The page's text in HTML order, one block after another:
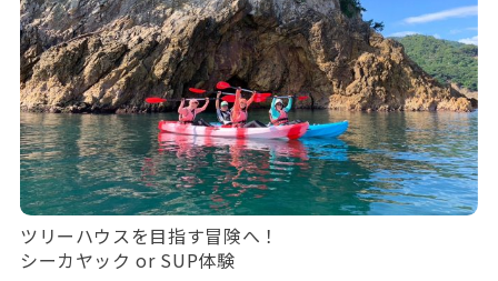
ツリーハウスを目指す冒険へ！
シーカヤック or SUP体験